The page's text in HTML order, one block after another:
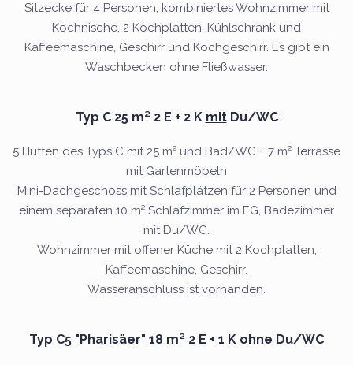
Sitzecke für 4 Personen, kombiniertes Wohnzimmer mit
Kochnische, 2 Kochplatten, Kühlschrank und
Kaffeemaschine, Geschirr und Kochgeschirr. Es gibt ein
Waschbecken ohne Fließwasser.
Typ C 25 m² 2 E + 2 K mitDu/WC
5 Hütten des Typs C mit 25 m² und Bad/WC + 7 m² Terrasse
mit Gartenmöbeln
Mini-Dachgeschoss mit Schlafplätzen für 2 Personen und
einem separaten 10 m² Schlafzimmer im EG, Badezimmer
mit Du/WC.
Wohnzimmer mit offener Küche mit 2 Kochplatten,
Kaffeemaschine, Geschirr.
Wasseranschluss ist vorhanden.
Typ C5 "Pharisäer" 18 m² 2 E + 1 K ohne Du/WC